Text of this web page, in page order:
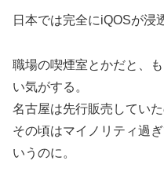
日本では完全にiQOSが浸
職場の喫煙室とかだと、
い気がする。
名古屋は先行販売してい
その頃はマイノリティ過
いうのに。